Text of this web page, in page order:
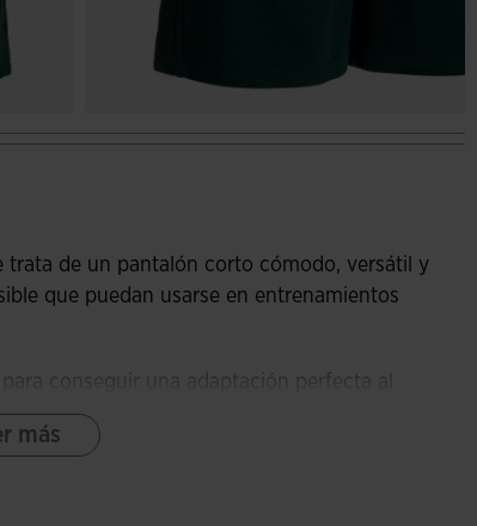
de un pantalón corto cómodo, versátil y
que puedan usarse en entrenamientos
conseguir una adaptación perfecta al
de cremallera, donde guardar pequeños
más